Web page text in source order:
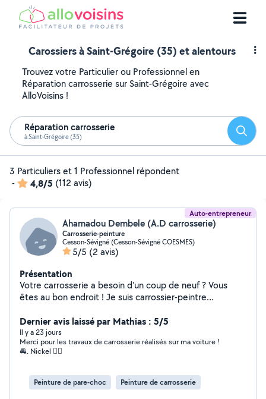
Carossiers à Saint-Grégoire (35) et alentours
Trouvez votre Particulier ou Professionnel en
Réparation carrosserie sur Saint-Grégoire avec
AlloVoisins !
Réparation carrosserie
à Saint-Grégoire (35)
3 Particuliers et 1 Professionnel répondent
-
4,8/5 (112 avis)
Auto-entrepreneur
Ahamadou Dembele (A.D carrosserie)
Carrosserie-peinture
Cesson-Sévigné (Cesson-Sévigné COESMES)
5/5 (2 avis)
Présentation
Votre carrosserie a besoin d'un coup de neuf ? Vous
êtes au bon endroit ! Je suis carrossier-peintre
pour redonner à votre véhicule son aspect d'origine.
Réparation de carrosserie Peinture complète ou
partielle Débosselage et réparation après choc
Remplacement d'éléments de carrosserie Polissage et
satisfaction client avant tout. Que ce soit pour une
petite rayure, un pare-chocs abîmé ou une remise en
Dernier avis laissé par Mathias : 5/5
Il y a 23 jours
Merci pour les travaux de carrosserie réalisés sur ma voiture !
🚘. Nickel 👌🏻
Peinture de pare-choc Peinture de carrosserie